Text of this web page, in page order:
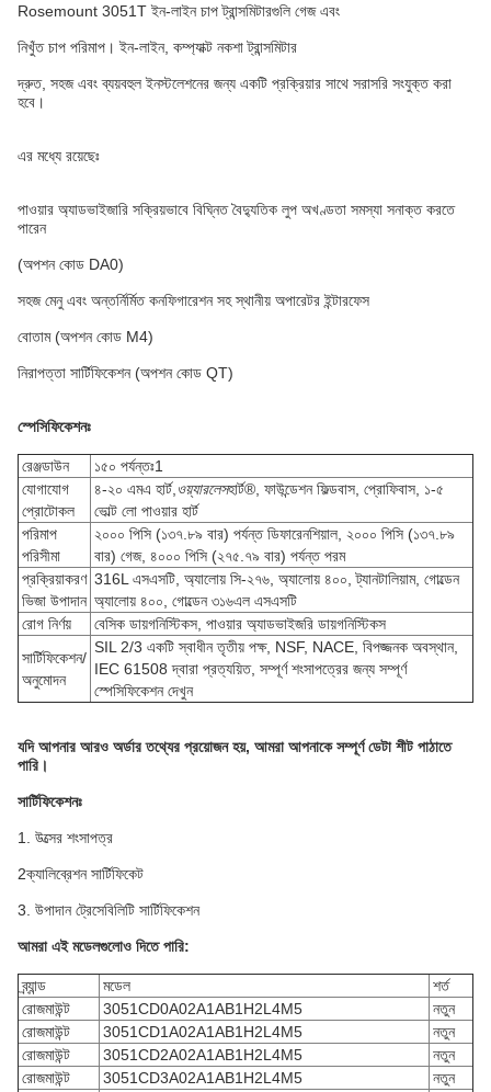
Rosemount 3051T ইন-লাইন চাপ ট্রান্সমিটারগুলি গেজ এবং
নিখুঁত চাপ পরিমাপ। ইন-লাইন, কম্প্যাক্ট নকশা ট্রান্সমিটার
দ্রুত, সহজ এবং ব্যয়বহুল ইনস্টলেশনের জন্য একটি প্রক্রিয়ার সাথে সরাসরি সংযুক্ত করা
হবে।
এর মধ্যে রয়েছেঃ
পাওয়ার অ্যাডভাইজারি সক্রিয়ভাবে বিঘ্নিত বৈদ্যুতিক লুপ অখণ্ডতা সমস্যা সনাক্ত করতে
পারেন
(অপশন কোড DA0)
সহজ মেনু এবং অন্তর্নির্মিত কনফিগারেশন সহ স্থানীয় অপারেটর ইন্টারফেস
বোতাম (অপশন কোড M4)
নিরাপত্তা সার্টিফিকেশন (অপশন কোড QT)
স্পেসিফিকেশনঃ
রেঞ্জডাউন
১৫০ পর্যন্তঃ1
যোগাযোগ
প্রোটোকল
৪-২০ এমএ হার্ট, ওয়্যারলেসহার্ট®, ফাউন্ডেশন ফিল্ডবাস, প্রোফিবাস, ১-৫
ভোল্ট লো পাওয়ার হার্ট
পরিমাপ
পরিসীমা
২০০০ পিসি (১৩৭.৮৯ বার) পর্যন্ত ডিফারেনশিয়াল, ২০০০ পিসি (১৩৭.৮৯
বার) গেজ, ৪০০০ পিসি (২৭৫.৭৯ বার) পর্যন্ত পরম
প্রক্রিয়াকরণ
ভিজা উপাদান
316L এসএসটি, অ্যালোয় সি-২৭৬, অ্যালোয় ৪০০, ট্যানটালিয়াম, গোল্ডেন
অ্যালোয় ৪০০, গোল্ডেন ৩১৬এল এসএসটি
রোগ নির্ণয়
বেসিক ডায়গনিস্টিকস, পাওয়ার অ্যাডভাইজরি ডায়গনিস্টিকস
সার্টিফিকেশন/
অনুমোদন
SIL 2/3 একটি স্বাধীন তৃতীয় পক্ষ, NSF, NACE, বিপজ্জনক অবস্থান,
IEC 61508 দ্বারা প্রত্যয়িত, সম্পূর্ণ শংসাপত্রের জন্য সম্পূর্ণ
স্পেসিফিকেশন দেখুন
যদি আপনার আরও অর্ডার তথ্যের প্রয়োজন হয়, আমরা আপনাকে সম্পূর্ণ ডেটা শীট পাঠাতে
পারি।
সার্টিফিকেশনঃ
1. উত্সের শংসাপত্র
2ক্যালিব্রেশন সার্টিফিকেট
3. উপাদান ট্রেসেবিলিটি সার্টিফিকেশন
আমরা এই মডেলগুলোও দিতে পারি:
ব্র্যান্ড মডেল
শর্ত
রোজমাউন্ট
3051CD0A02A1AB1H2L4M5
নতুন
রোজমাউন্ট
3051CD1A02A1AB1H2L4M5
নতুন
রোজমাউন্ট
3051CD2A02A1AB1H2L4M5
নতুন
রোজমাউন্ট
3051CD3A02A1AB1H2L4M5 নতুন